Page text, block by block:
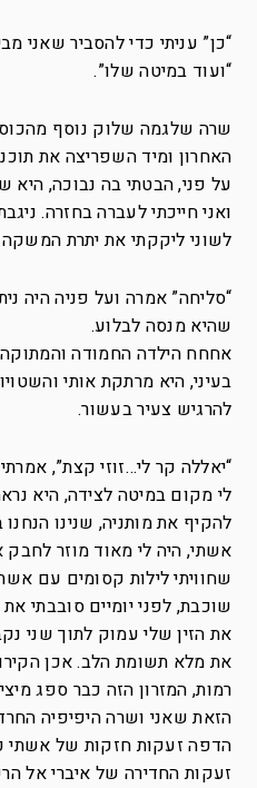
“כן” עניתי כדי להסביר שאני
“ועוד במיטה שלו”.
שרה שלגמה שלוק נוסף
האחרון ומיד השפריצה את
על פני, הבטתי בה נבוכה,
ואני חייכתי לעברה בחזרה.
לשוני ליקקתי את יתרת
“סליחה” אמרה ועל פניה היה
שהיא מנסה לבלוע.
אחחח הילדה החמודה
בעיני, היא מרתקת אותי
להרגיש צעיר בעשור.
“יאללה קר לי…זוזי קצת”,
לי מקום במיטה לצידה, היא
להקיף את מותניה, שנינו
אשתי, היה לי מאוד מוזר
שחוויתי לילות קסומים עם
שוכבת, לפני יומיים סובבתי
את הזין שלי עמוק לתוך שני
את מלא תשומת הלב. אכן
רמות, המזרון הזה כבר ספג
הזאת שאני ושרה היפיפיה
הדפה זעקות חזקות של אשתי
זעקות החדירה של איברי אל